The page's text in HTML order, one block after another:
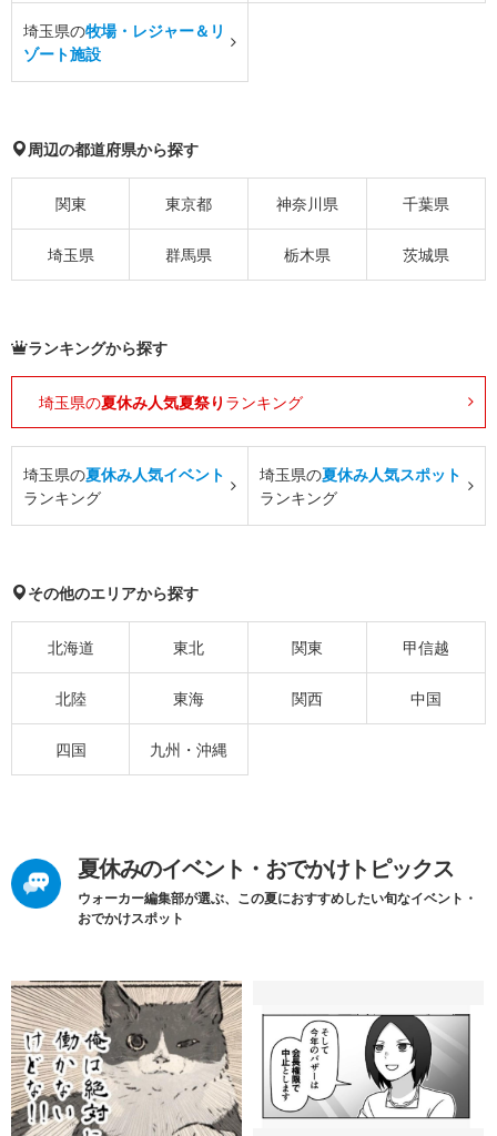
埼玉県の牧場・レジャー＆リ
ゾート施設
周辺の都道府県から探す
関東 東京都 神奈川県 千葉県
埼玉県 群馬県 栃木県 茨城県
ランキングから探す
埼玉県の夏休み人気夏祭り ランキング
埼玉県の夏休み人気イベント
ランキング
埼玉県の夏休み人気スポット
ランキング
その他のエリアから探す
北海道 東北 関東 甲信越
北陸 東海 関西 中国
四国 九州・沖縄
夏休みのイベント・おでかけトピックス
ウォーカー編集部が選ぶ、この夏におすすめしたい旬なイベント・
おでかけスポット